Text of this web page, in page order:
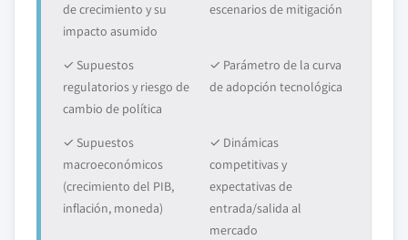
de crecimiento y su
impacto asumido
escenarios de mitigación
✓ Supuestos
regulatorios y riesgo de
cambio de política
✓ Parámetro de la curva
de adopción tecnológica
✓ Supuestos
macroeconómicos
(crecimiento del PIB,
inflación, moneda)
✓ Dinámicas
competitivas y
expectativas de
entrada/salida al
mercado